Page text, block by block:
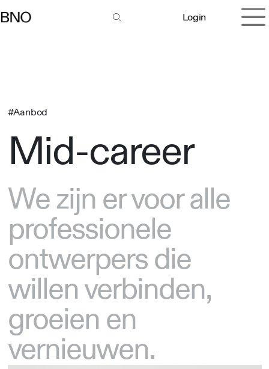
Login
#Aanbod
Mid-career
We zijn er voor alle
professionele
ontwerpers die
willen verbinden,
groeien en
vernieuwen.